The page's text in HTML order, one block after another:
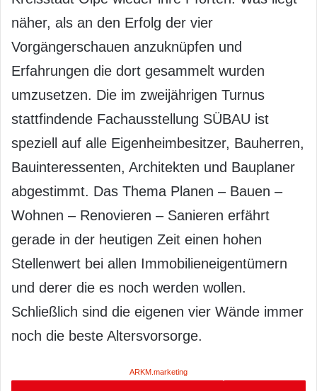
näher, als an den Erfolg der vier
Vorgängerschauen anzuknüpfen und
Erfahrungen die dort gesammelt wurden
umzusetzen. Die im zweijährigen Turnus
stattfindende Fachausstellung SÜBAU ist
speziell auf alle Eigenheimbesitzer, Bauherren,
Bauinteressenten, Architekten und Bauplaner
abgestimmt. Das Thema Planen – Bauen –
Wohnen – Renovieren – Sanieren erfährt
gerade in der heutigen Zeit einen hohen
Stellenwert bei allen Immobilieneigentümern
und derer die es noch werden wollen.
Schließlich sind die eigenen vier Wände immer
noch die beste Altersvorsorge.
ARKM.marketing